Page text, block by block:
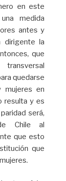
en este
medida
antes y
dirigente la
que
quedarse
mujeres en
resulta y es
será,
Chile al
que esto
que